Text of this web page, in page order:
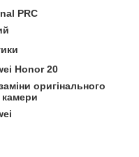
PRC
Honor 20
оригінального
камери